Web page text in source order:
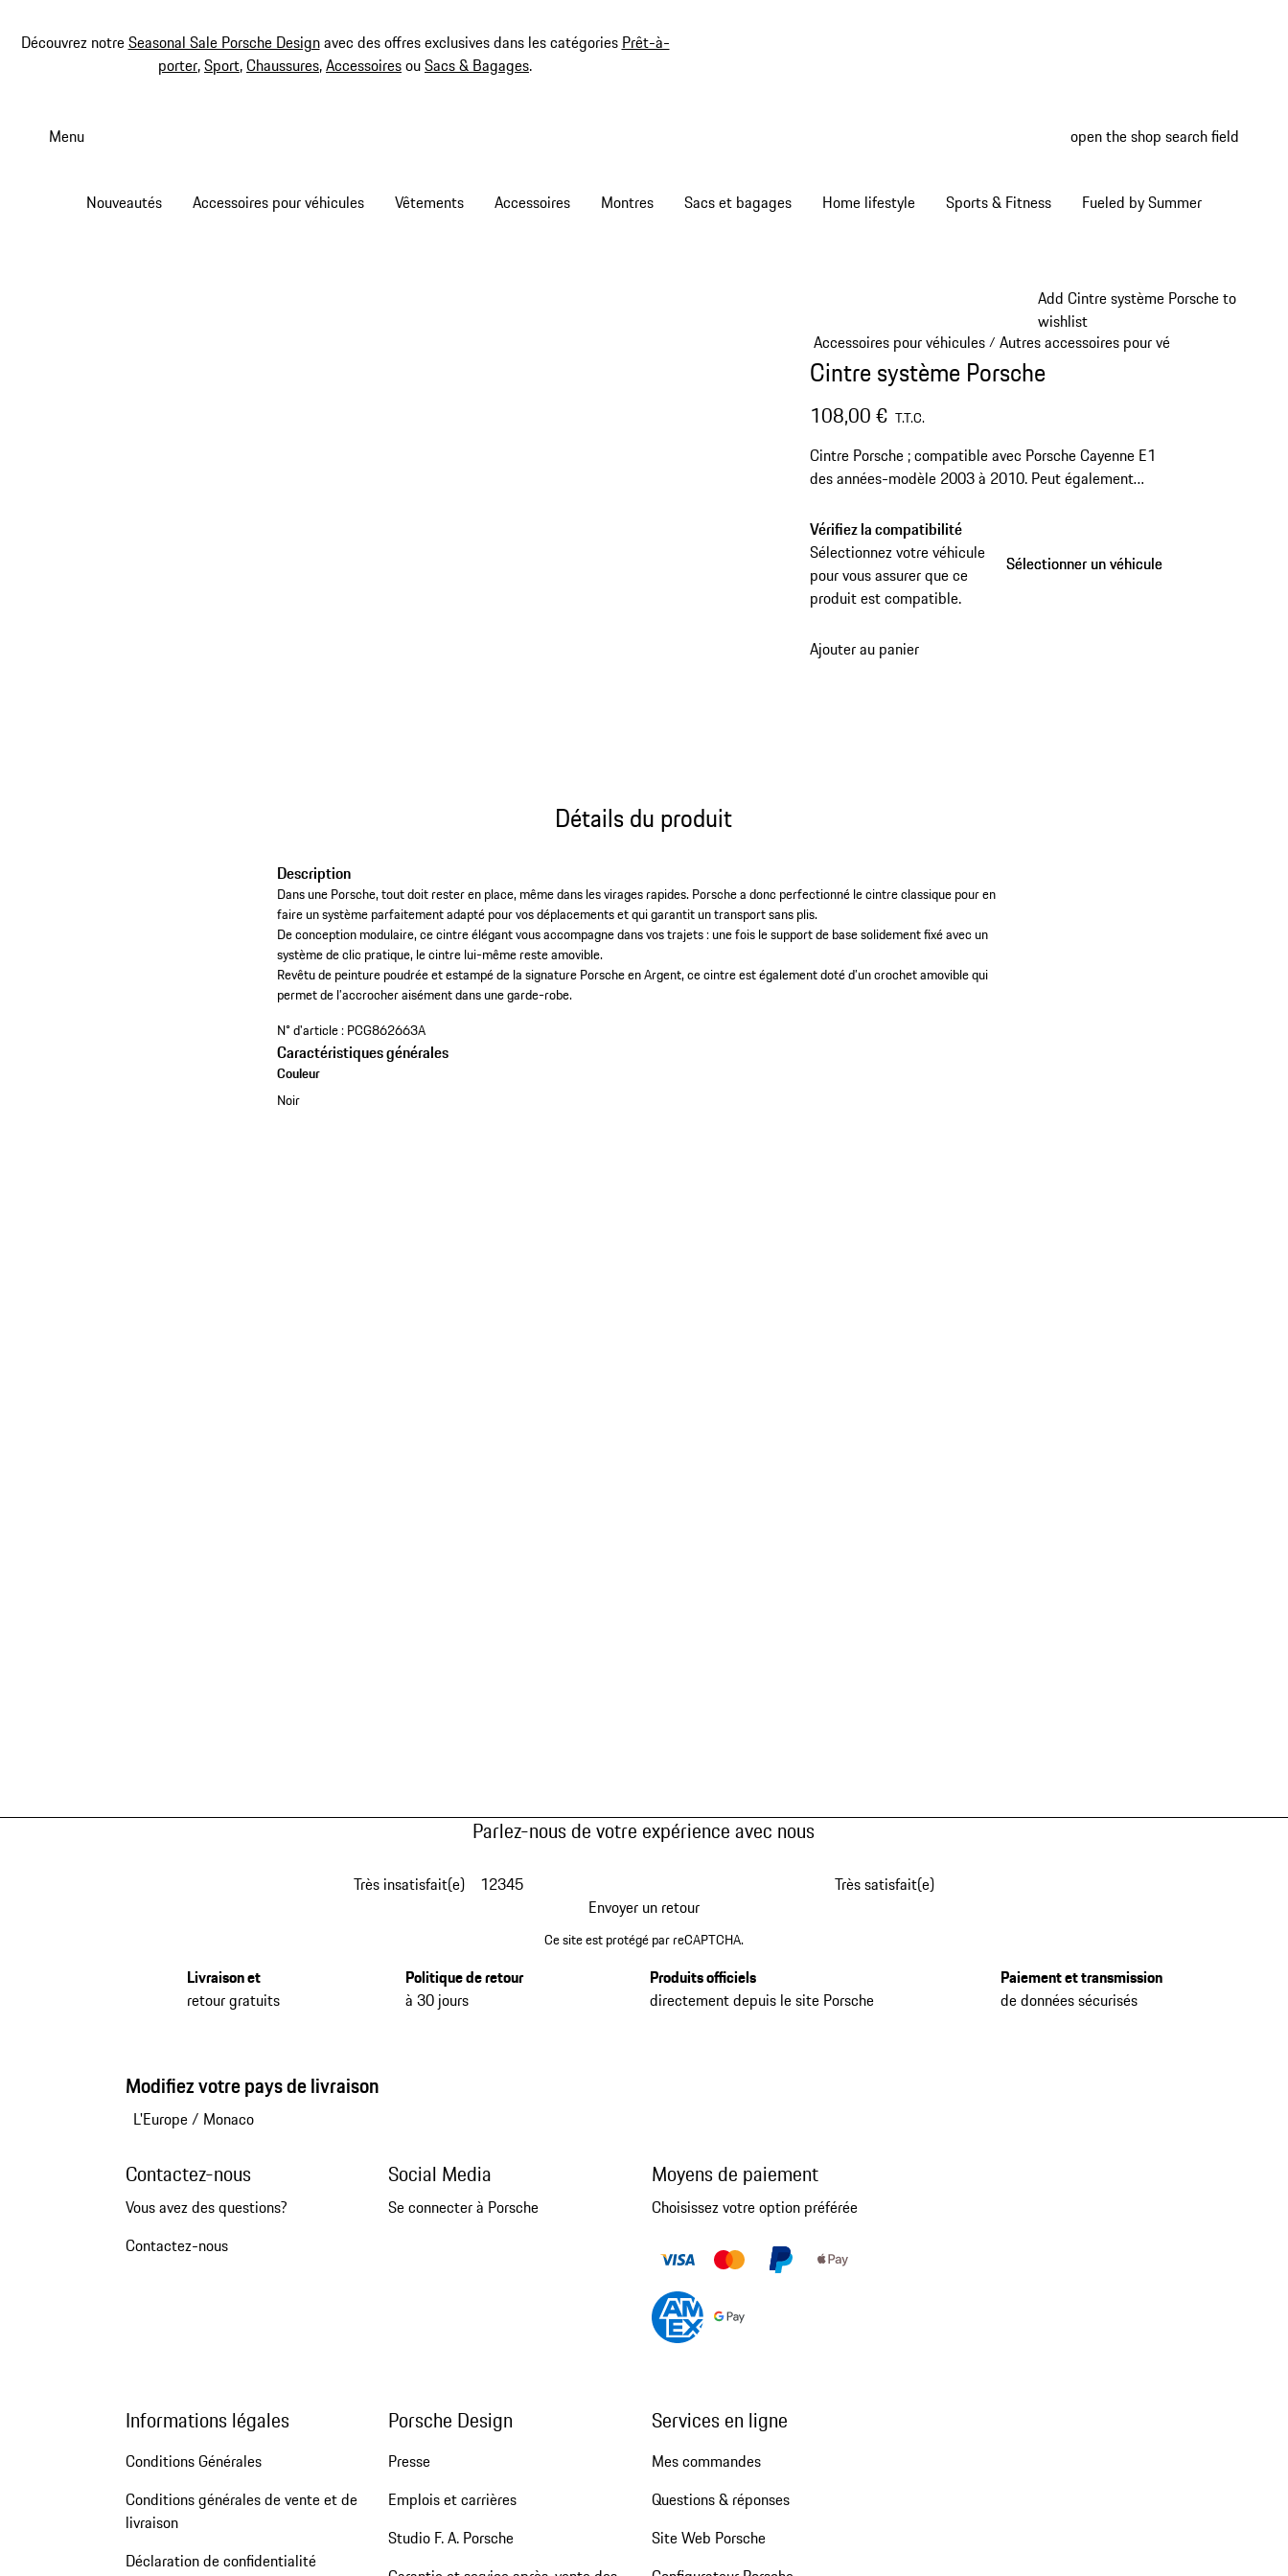
Découvrez notreSeasonal Sale Porsche Designavec des offres exclusives dans les catégories Prêt-à-
porter,Sport,Chaussures,AccessoiresouSacs & Bagages.
Menu open the shop search field
Nouveautés Accessoires pour véhicules Vêtements Accessoires Montres Sacs et bagages Home lifestyle Sports & Fitness Fueled by Summer
Add Cintre système Porsche to
wishlist
Accessoires pour véhicules/ Autres accessoires pour véhicule
Cintre système Porsche
108,00 € T.T.C.
Cintre Porsche ; compatible avec Porsche Cayenne E1
des années-modèle 2003 à 2010. Peut également
génération et Cayenne plus récents (uniquement avec
appuie-tête amovible).
Vérifiez la compatibilité
Sélectionnez votre véhicule
pour vous assurer que ce
produit est compatible.
Sélectionner un véhicule
Sélectionner un véhicule
Ajouter au panier
Détails du produit
Description
Dans une Porsche, tout doit rester en place, même dans les virages rapides. Porsche a donc perfectionné le cintre classique pour en
faire un système parfaitement adapté pour vos déplacements et qui garantit un transport sans plis.
De conception modulaire, ce cintre élégant vous accompagne dans vos trajets : une fois le support de base solidement fixé avec un
système de clic pratique, le cintre lui-même reste amovible.
Revêtu de peinture poudrée et estampé de la signature Porsche en Argent, ce cintre est également doté d’un crochet amovible qui
permet de l’accrocher aisément dans une garde-robe.
N° d'article :PCG862663A
Caractéristiques générales
Couleur
Noir
Parlez-nous de votre expérience avec nous
Très insatisfait(e) 12345
Très satisfait(e)
Envoyer un retour
Ce site est protégé par reCAPTCHA.
Livraison et
retour gratuits
Politique de retour
à 30 jours
Produits officiels
directement depuis le site Porsche
Paiement et transmission
de données sécurisés
Modifiez votre pays de livraison
L'Europe/ Monaco
Contactez-nous
Vous avez des questions?
Contactez-nous
Social Media
Se connecter à Porsche
Moyens de paiement
Choisissez votre option préférée
Informations légales
Conditions Générales
Conditions générales de vente et de
livraison
Déclaration de confidentialité
Porsche Design
Presse
Emplois et carrières
Studio F. A. Porsche
Services en ligne
Mes commandes
Questions & réponses
Site Web Porsche